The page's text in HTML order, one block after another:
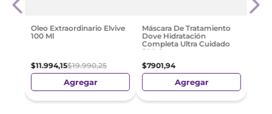
Oleo Extraordinario Elvive
100 Ml
$11.994,15$19.990,25
Agregar
Máscara De Tratamiento
Dove Hidratación
Completa Ultra Cuidado
300 G
$7901,94
Agregar